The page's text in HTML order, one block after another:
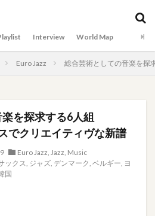
Interview World Map
Euro Jazz 総合芸術としての音楽を探
を探求する6人組
でクリエイティヴな新譜
Euro Jazz, Jazz, Music
ックス, ジャズ, デンマーク, ベルギー, ヨ
国